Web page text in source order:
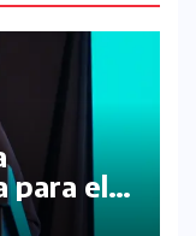
para el